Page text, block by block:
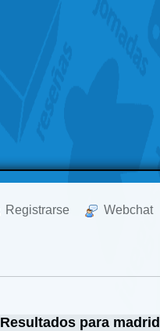
Registrarse Webchat
Resultados para madrid